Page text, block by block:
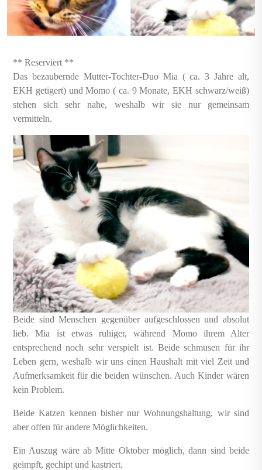
** Reserviert **
Das bezaubernde Mutter-Tochter-Duo Mia ( ca. 3 Jahre alt,
EKH getigert) und Momo ( ca. 9 Monate, EKH schwarz/weiß)
stehen sich sehr nahe, weshalb wir sie nur gemeinsam
vermitteln.
Beide sind Menschen gegenüber aufgeschlossen und absolut
lieb. Mia ist etwas ruhiger, während Momo ihrem Alter
entsprechend noch sehr verspielt ist. Beide schmusen für ihr
Leben gern, weshalb wir uns einen Haushalt mit viel Zeit und
Aufmerksamkeit für die beiden wünschen. Auch Kinder wären
kein Problem.
Beide Katzen kennen bisher nur Wohnungshaltung, wir sind
aber offen für andere Möglichkeiten.
Ein Auszug wäre ab Mitte Oktober möglich, dann sind beide
geimpft, gechipt und kastriert.